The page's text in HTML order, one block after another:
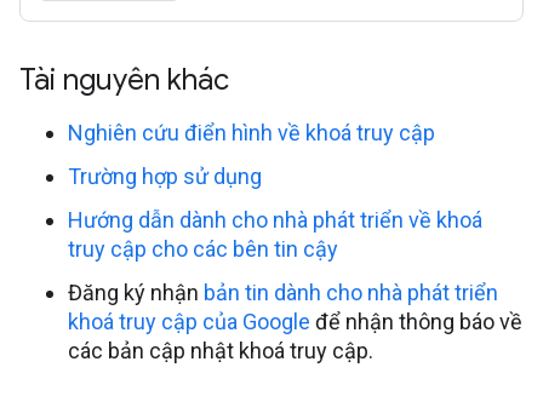
Tài nguyên khác
Nghiên cứu điển hình về khoá truy cập
Trường hợp sử dụng
Hướng dẫn dành cho nhà phát triển về khoá
truy cập cho các bên tin cậy
Đăng ký nhận bản tin dành cho nhà phát triển
khoá truy cập của Google để nhận thông báo về
các bản cập nhật khoá truy cập.